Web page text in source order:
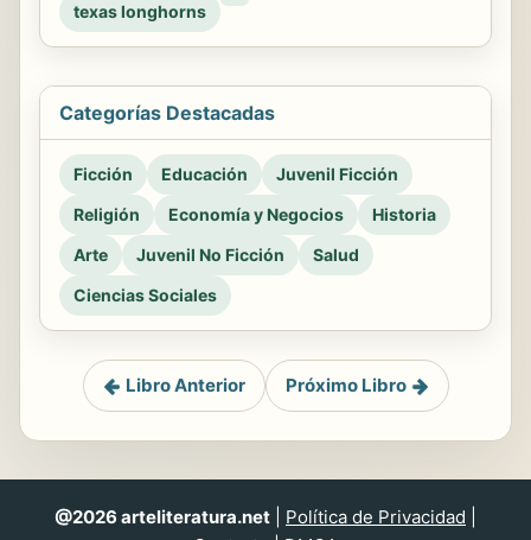
texas longhorns
Categorías Destacadas
Ficción Educación
Juvenil Ficción
Religión
Economía y Negocios
Historia
Arte
Juvenil No Ficción
Salud
Ciencias Sociales
Libro Anterior Próximo Libro
@2026 arteliteratura.net Política de Privacidad